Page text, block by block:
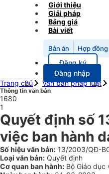
Giới thiệu
Giải pháp
Bảng giá
Bài viết
Bản án Hợp đồng
Đăng ký
Đăng nhập
Trang chủ
Văn bản pháp luật
Thông tin văn bản
1680
1
Quyết định số
việc ban hành
Số hiệu văn bản: 13/2003/QĐ-
Loại văn bản: Quyết định
Cơ quan ban hành: Bộ Giáo dục